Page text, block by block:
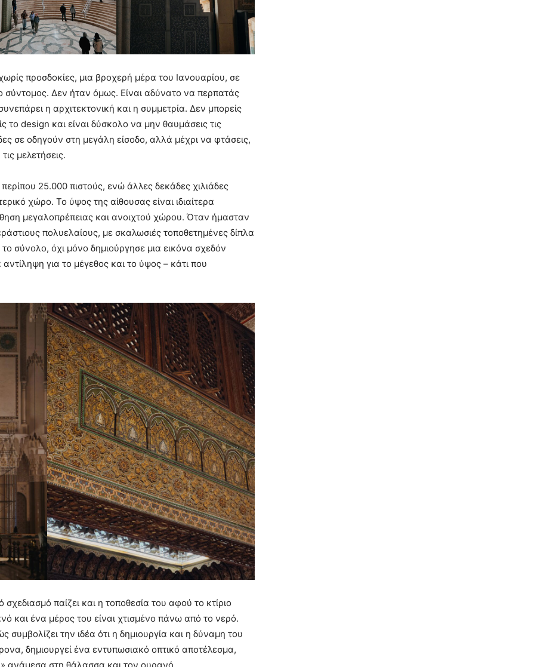
προσδοκίες, μια βροχερή μέρα του Ιανουαρίου, σε
σύντομος. Δεν ήταν όμως. Είναι αδύνατο να περπατάς
η αρχιτεκτονική και η συμμετρία. Δεν μπορείς
το design και είναι δύσκολο να μην θαυμάσεις τις
σε οδηγούν στη μεγάλη είσοδο, αλλά μέχρι να φτάσεις,
μελετήσεις.
25.000 πιστούς, ενώ άλλες δεκάδες χιλιάδες
χώρο. Το ύψος της αίθουσας είναι ιδιαίτερα
μεγαλοπρέπειας και ανοιχτού χώρου. Όταν ήμασταν
πολυελαίους, με σκαλωσιές τοποθετημένες δίπλα
σύνολο, όχι μόνο δημιούργησε μια εικόνα σχεδόν
για το μέγεθος και το ύψος – κάτι που
παίζει και η τοποθεσία του αφού το κτίριο
και ένα μέρος του είναι χτισμένο πάνω από το νερό.
συμβολίζει την ιδέα ότι η δημιουργία και η δύναμη του
δημιουργεί ένα εντυπωσιακό οπτικό αποτέλεσμα,